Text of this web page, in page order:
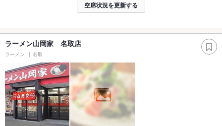
空席状況を更新する
ラーメン山岡家 名取店
ラーメン 名取